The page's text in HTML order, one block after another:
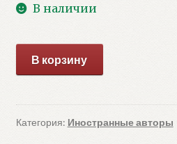
В наличии
товара
История
одного
В корзину
Категория: Иностранные авторы